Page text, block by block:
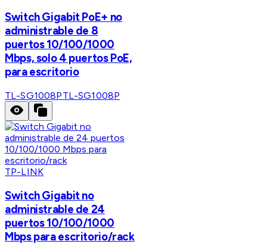
Switch Gigabit PoE+ no
administrable de 8
puertos 10/100/1000
Mbps, solo 4 puertos PoE,
para escritorio
TL-SG1008PTL-SG1008P
TP-LINK
Switch Gigabit no
administrable de 24
puertos 10/100/1000
Mbps para escritorio/rack